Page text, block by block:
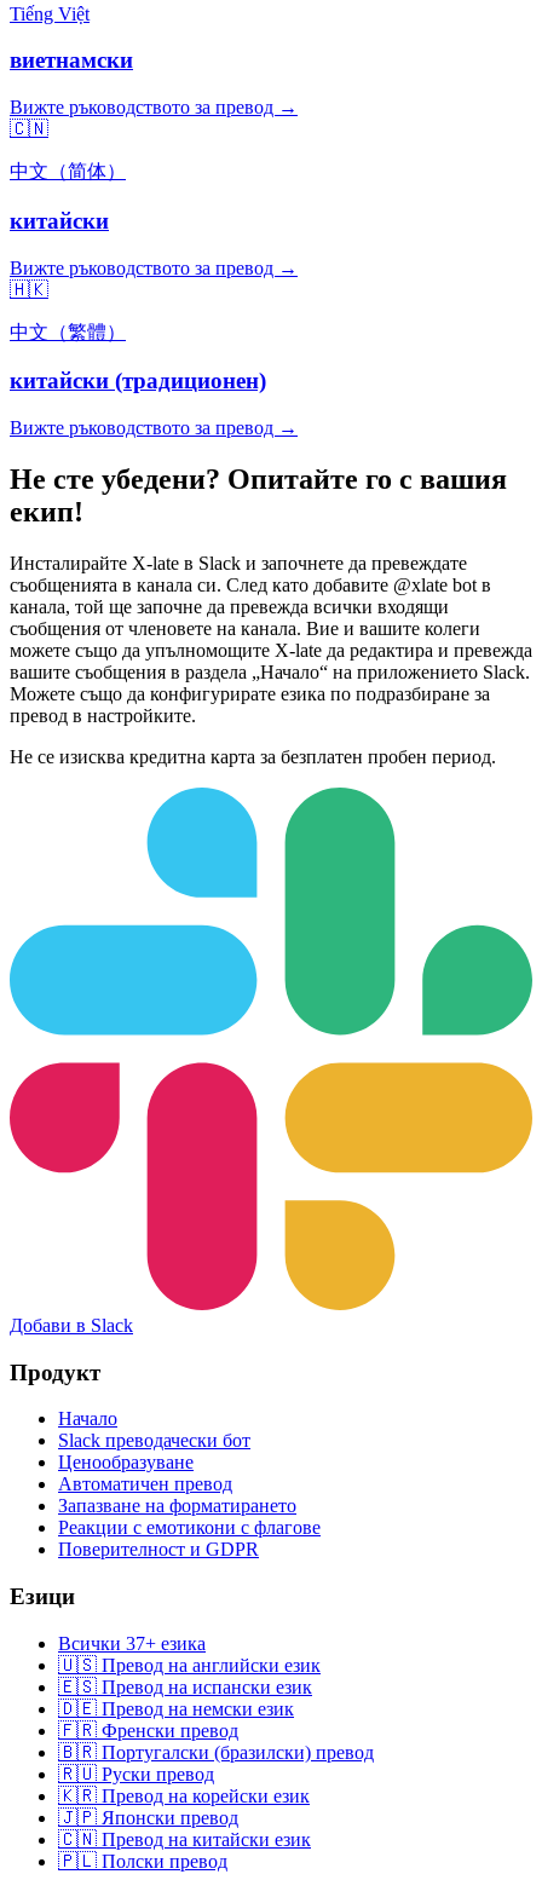
Tiếng Việt
виетнамски
Вижте ръководството за превод →
🇨🇳
中文（简体）
китайски
Вижте ръководството за превод →
🇭🇰
中文（繁體）
китайски (традиционен)
Вижте ръководството за превод →
Не сте убедени? Опитайте го с вашия
екип!
Инсталирайте X-late в Slack и започнете да превеждате
съобщенията в канала си. След като добавите @xlate bot в
канала, той ще започне да превежда всички входящи
съобщения от членовете на канала. Вие и вашите колеги
можете също да упълномощите X-late да редактира и превежда
вашите съобщения в раздела „Начало“ на приложението Slack.
Можете също да конфигурирате езика по подразбиране за
превод в настройките.
Не се изисква кредитна карта за безплатен пробен период.
Добави в Slack
Продукт
Начало
Slack преводачески бот
Ценообразуване
Автоматичен превод
Запазване на форматирането
Реакции с емотикони с флагове
Поверителност и GDPR
Езици
Всички 37+ езика
🇺🇸 Превод на английски език
🇪🇸 Превод на испански език
🇩🇪 Превод на немски език
🇫🇷 Френски превод
🇧🇷 Португалски (бразилски) превод
🇷🇺 Руски превод
🇰🇷 Превод на корейски език
🇯🇵 Японски превод
🇨🇳 Превод на китайски език
🇵🇱 Полски превод